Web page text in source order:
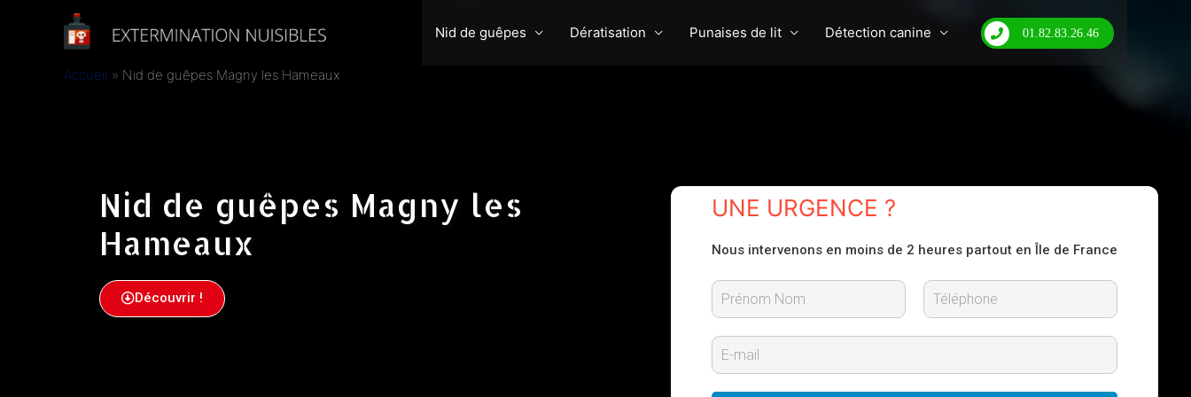
Nid de guêpes Dératisation Punaises de lit Détection canine 01.82.83.26.46
Accueil Nid de guêpes Magny les Hameaux
Nid de guêpes Magny les
Hameaux
Découvrir !
UNE URGENCE ?
Nous intervenons en moins de 2 heures partout en Île de France
r
n
o
E
m